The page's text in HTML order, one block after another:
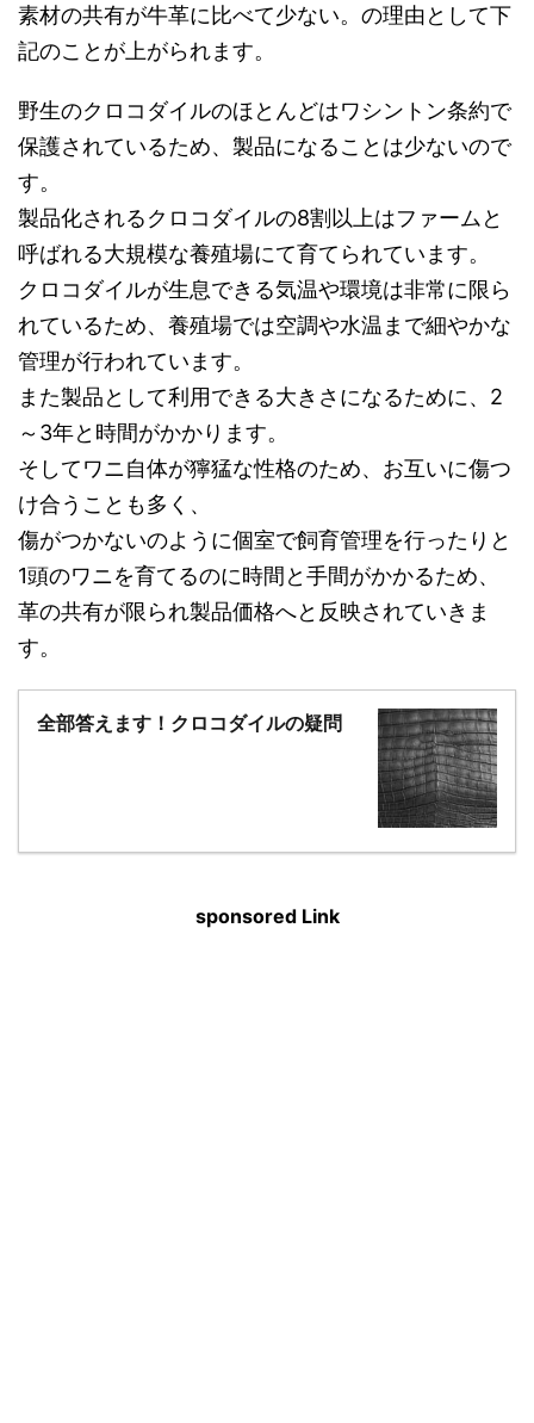
素材の共有が牛革に比べて少ない。の理由として下
記のことが上がられます。
野生のクロコダイルのほとんどはワシントン条約で
保護されているため、製品になることは少ないので
す。
製品化されるクロコダイルの8割以上はファームと
呼ばれる大規模な養殖場にて育てられています。
クロコダイルが生息できる気温や環境は非常に限ら
れているため、養殖場では空調や水温まで細やかな
管理が行われています。
また製品として利用できる大きさになるために、2
～3年と時間がかかります。
そしてワニ自体が獰猛な性格のため、お互いに傷つ
け合うことも多く、
傷がつかないのように個室で飼育管理を行ったりと
1頭のワニを育てるのに時間と手間がかかるため、
革の共有が限られ製品価格へと反映されていきま
す。
全部答えます！クロコダイルの疑問
sponsored Link